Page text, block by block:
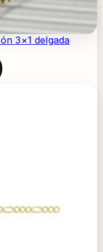
3×1 delgada